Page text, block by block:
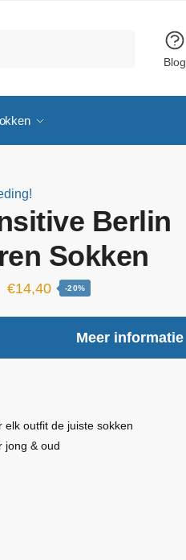
Blog
Berlin
Sokken
Oorspronkelijke
€18,00.
€14,40Huidige
€14,40.
-20%
Meer informatie
elk outfit de juiste sokken
jong & oud